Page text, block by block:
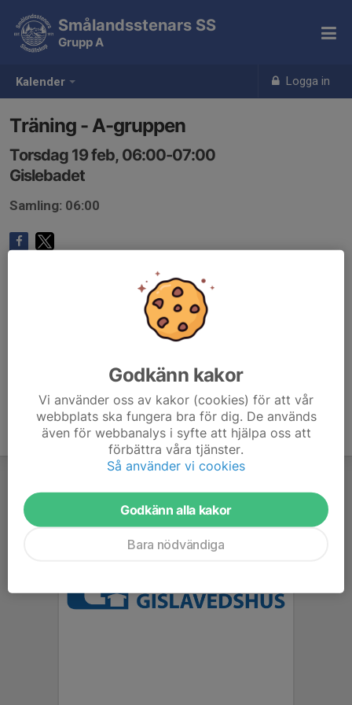
Kalender Logga in
Smålandsstenars SS
Grupp A
Träning - A-gruppen
Torsdag 19 feb, 06:00-07:00
Gislebadet
Samling: 06:00
Godkänn kakor
Vi använder oss av kakor (cookies) för att vår
webbplats ska fungera bra för dig. De används
även för webbanalys i syfte att hjälpa oss att
förbättra våra tjänster.
Så använder vi cookies
Godkänn alla kakor
Bara nödvändiga